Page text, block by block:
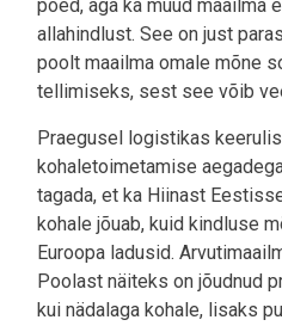
poed, aga ka muud maailma
allahindlust. See on just
poolt maailma omale mõne
tellimiseks, sest see võib
Praegusel logistikas
kohaletoimetamise
tagada, et ka Hiinast
kohale jõuab, kuid kindluse
Euroopa ladusid.
Poolast näiteks on jõudnud
kui nädalaga kohale, lisaks